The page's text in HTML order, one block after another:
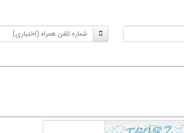
شماره
تلفن